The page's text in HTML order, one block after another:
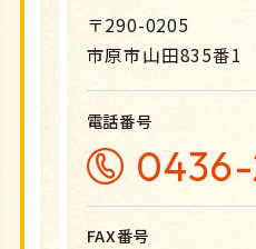
〒290-0205
市原市山田835番1
電話番号
0436-
FAX番号